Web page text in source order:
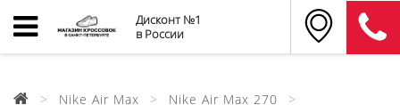
Дисконт №1
в России
Nike Air Max Nike Air Max 270